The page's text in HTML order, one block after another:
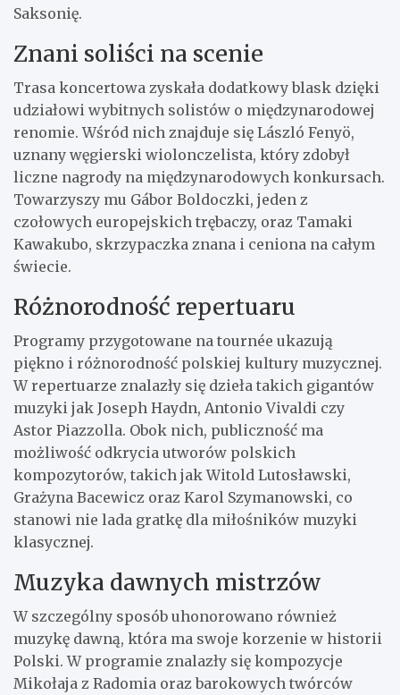
Saksonię.
Znani soliści na scenie
Trasa koncertowa zyskała dodatkowy blask dzięki
udziałowi wybitnych solistów o międzynarodowej
renomie. Wśród nich znajduje się László Fenyö,
uznany węgierski wiolonczelista, który zdobył
liczne nagrody na międzynarodowych konkursach.
Towarzyszy mu Gábor Boldoczki, jeden z
czołowych europejskich trębaczy, oraz Tamaki
Kawakubo, skrzypaczka znana i ceniona na całym
świecie.
Różnorodność repertuaru
Programy przygotowane na tournée ukazują
piękno i różnorodność polskiej kultury muzycznej.
W repertuarze znalazły się dzieła takich gigantów
muzyki jak Joseph Haydn, Antonio Vivaldi czy
Astor Piazzolla. Obok nich, publiczność ma
możliwość odkrycia utworów polskich
kompozytorów, takich jak Witold Lutosławski,
Grażyna Bacewicz oraz Karol Szymanowski, co
stanowi nie lada gratkę dla miłośników muzyki
klasycznej.
Muzyka dawnych mistrzów
W szczególny sposób uhonorowano również
muzykę dawną, która ma swoje korzenie w historii
Polski. W programie znalazły się kompozycje
Mikołaja z Radomia oraz barokowych twórców